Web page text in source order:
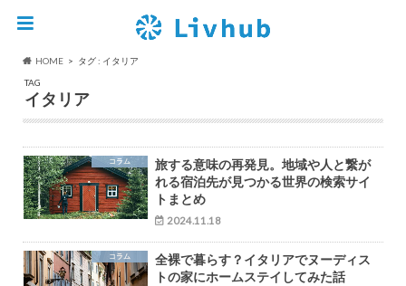
HOME
タグ : イタリア
TAG
イタリア
コラム
旅する意味の再発見。地域や人と繋が
れる宿泊先が見つかる世界の検索サイ
トまとめ
2024.11.18
コラム
全裸で暮らす？イタリアでヌーディス
トの家にホームステイしてみた話